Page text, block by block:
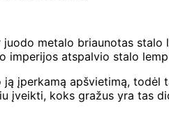
juodo metalo briaunotas
imperijos atspalvio stalo
ją įperkamą apšvietimą, todėl
įveikti, koks gražus yra tas